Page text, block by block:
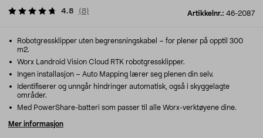
Artikkelnr.: 46-2087
4.8 (8)
Robotgressklipper uten begrensningskabel – for plener på opptil 300
m2.
Worx Landroid Vision Cloud RTK robotgressklipper.
Ingen installasjon – Auto Mapping lærer seg plenen din selv.
Identifiserer og unngår hindringer automatisk, også i skyggelagte
områder.
Med PowerShare-batteri som passer til alle Worx-verktøyene dine.
Mer informasjon